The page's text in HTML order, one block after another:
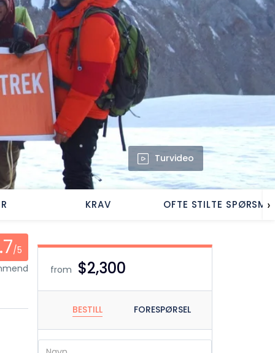
Turvideo
KRAV OFTE STILTE ›
/5
from $2,300
BESTILL FORESPØRSEL